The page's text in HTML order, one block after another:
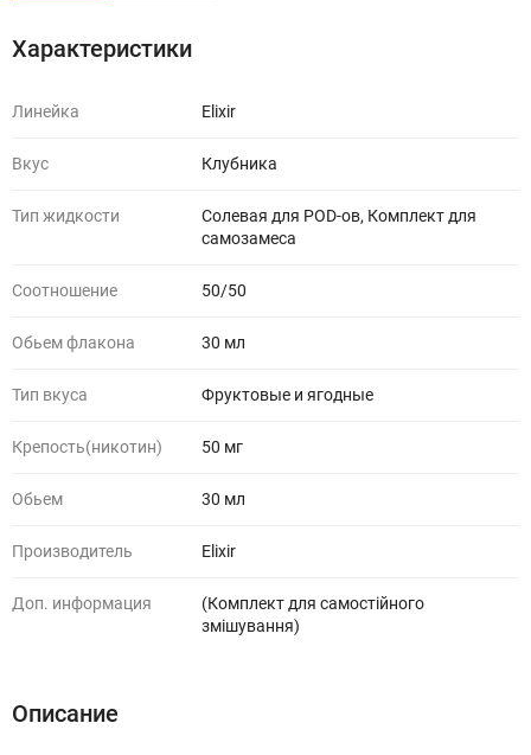
Характеристики
Линейка Elixir
Вкус Клубника
Тип жидкости
Солевая для POD-ов, Комплект для
самозамеса
Соотношение 50/50
Обьем флакона 30 мл
Тип вкуса Фруктовые и ягодные
Крепость(никотин) 50 мг
Обьем 30 мл
Производитель Elixir
Доп. информация
(Комплект для самостійного
змішування)
Описание